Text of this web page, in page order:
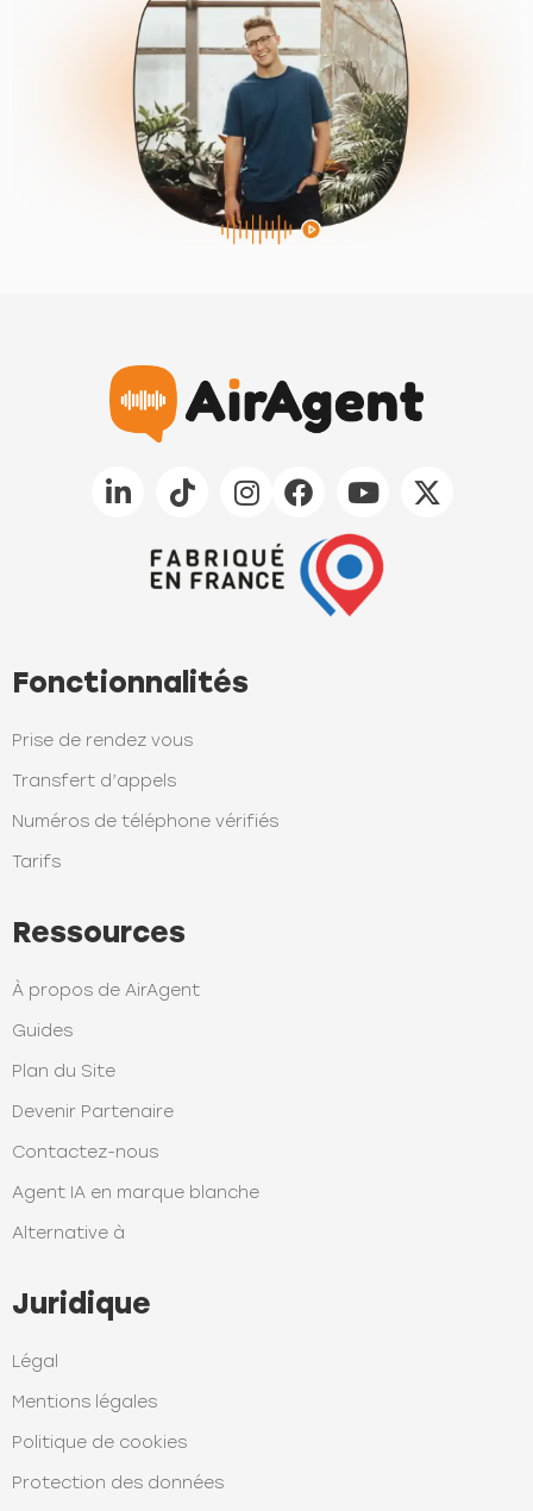
Fonctionnalités
Prise de rendez vous
Transfert d’appels
Numéros de téléphone vérifiés
Tarifs
Ressources
À propos de AirAgent
Guides
Plan du Site
Devenir Partenaire
Contactez-nous
Agent IA en marque blanche
Alternative à
Juridique
Légal
Mentions légales
Politique de cookies
Protection des données